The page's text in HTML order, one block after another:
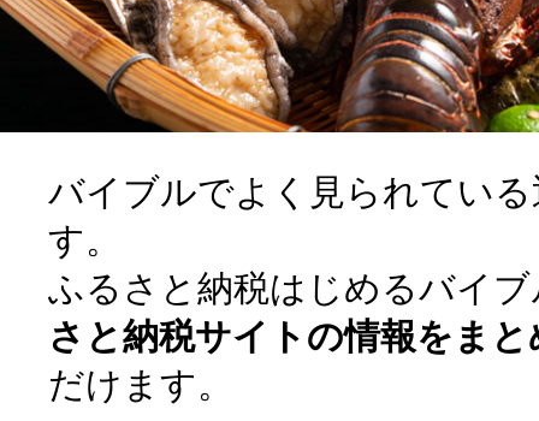
よく見られている返礼品
寄付上限額シミュレーション
給与所得者版
バイブルでよく見られてい
す。
ふるさと納税はじめるバイ
さと納税サイトの情報をまと
だけます。